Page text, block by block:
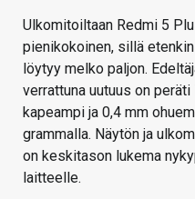
Ulkomitoiltaan Redmi 5
pienikokoinen, sillä
löytyy melko paljon.
verrattuna uutuus on
kapeampi ja 0,4 mm
grammalla. Näytön ja
on keskitason lukema
laitteelle.